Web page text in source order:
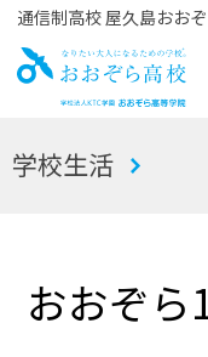
通信制高校 屋久島おお
お
学校生活
おおぞら